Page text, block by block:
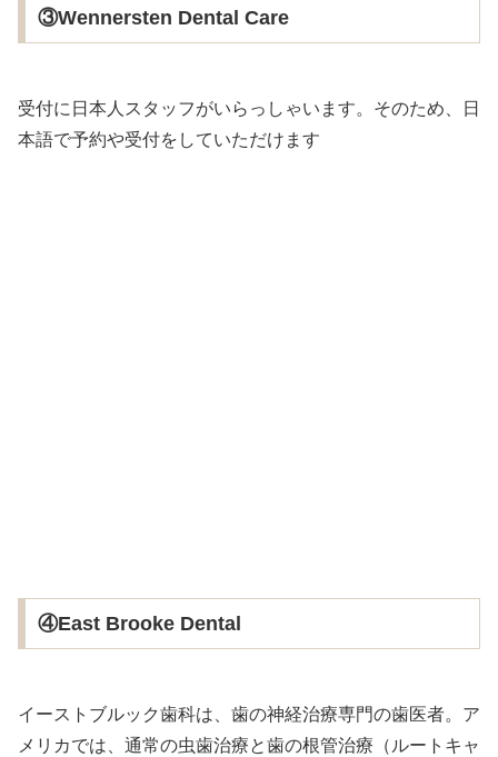
③Wennersten Dental Care
受付に日本人スタッフがいらっしゃいます。そのため、日
本語で予約や受付をしていただけます
④East Brooke Dental
イーストブルック歯科は、歯の神経治療専門の歯医者。ア
メリカでは、通常の虫歯治療と歯の根管治療（ルートキャ